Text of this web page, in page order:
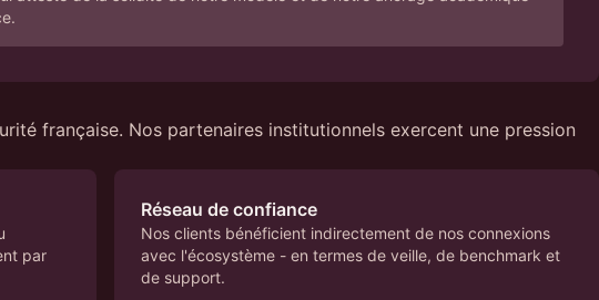
française. Nos partenaires institutionnels exercent une pression
par
Réseau de confiance
Nos clients bénéficient indirectement de nos connexions
avec l'écosystème - en termes de veille, de benchmark et
de support.